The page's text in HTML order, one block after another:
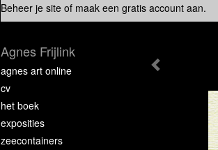
Beheer je site of maak een gratis account aan.
Agnes Frijlink
agnes art online
cv
het boek
exposities
zeecontainers